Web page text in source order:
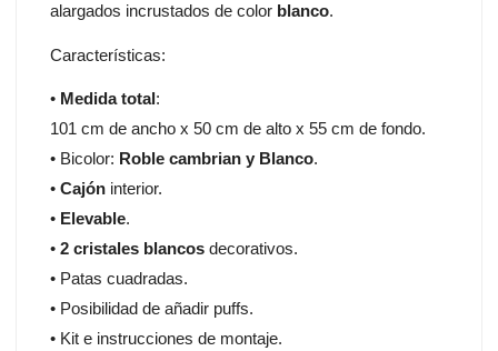
alargados incrustados de color blanco.
Características:
• Medida total:
101 cm de ancho x 50 cm de alto x 55 cm de fondo.
• Bicolor: Roble cambrian y Blanco.
•Cajón interior.
• Elevable.
• 2 cristales blancos decorativos.
• Patas cuadradas.
• Posibilidad de añadir puffs.
• Kit e instrucciones de montaje.